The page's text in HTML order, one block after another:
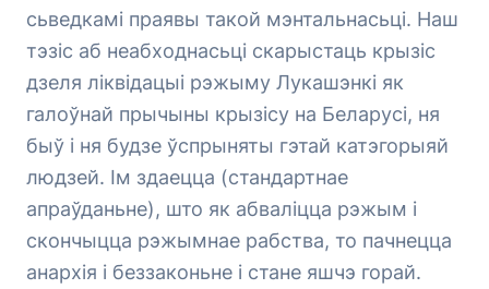
сьведкамі праявы такой мэнтальнасьці. Наш
тэзіс аб неабходнасьці скарыстаць крызіс
дзеля ліквідацыі рэжыму Лукашэнкі як
галоўнай прычыны крызісу на Беларусі, ня
быў і ня будзе ўспрыняты гэтай катэгорыяй
людзей. Ім здаецца (стандартнае
апраўданьне), што як абваліцца рэжым і
скончыцца рэжымнае рабства, то пачнецца
анархія і беззаконьне і стане яшчэ горай.